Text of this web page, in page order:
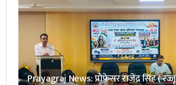
Prayagraj News: प्रोफेसर राजेंद्र सिंह (